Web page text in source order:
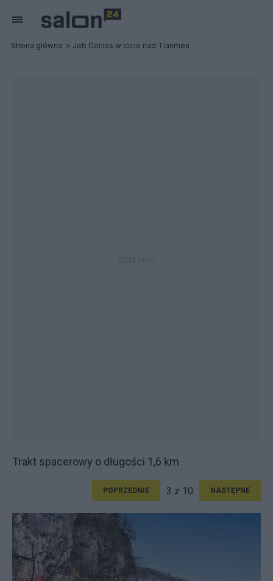
Strona główna Jeb Corliss w locie nad Tianmen
Trakt spacerowy o długości 1,6 km
POPRZEDNIE 3 z 10 NASTĘPNE